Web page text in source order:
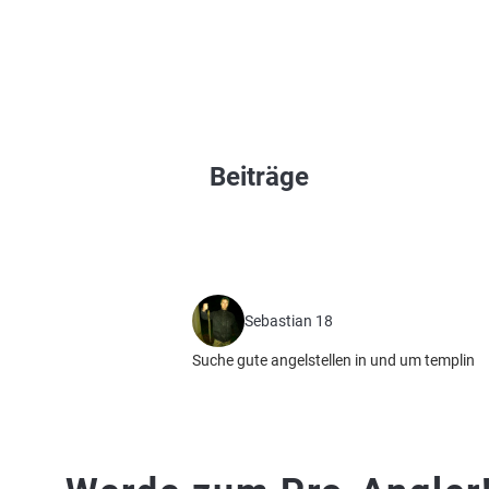
Beiträge
Sebastian 18
Suche gute angelstellen in und um templin